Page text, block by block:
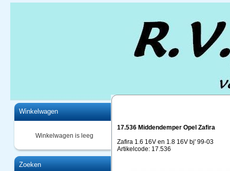
Winkelwagen
Winkelwagen is leeg
Zoeken
17.536 Middendemper Opel Zafira
Zafira 1.6 16V en 1.8 16V bj' 99-03
Artikelcode: 17.536